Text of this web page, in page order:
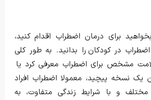
برای درمان اضطراب اقدام کنید،
اضطراب در کودکان را بدانید. به طور کلی
مشخص برای اضطراب معرفی کرد یا
یک نسخه پیچید، معمولا اضطراب افراد
مختلف و با شرایط زندگی متفاوت، به